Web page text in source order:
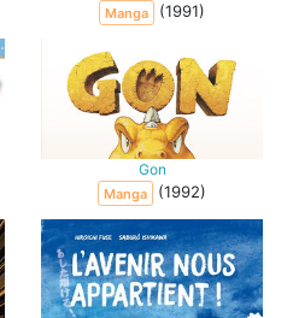
Manga (1991)
Gon
Manga (1992)